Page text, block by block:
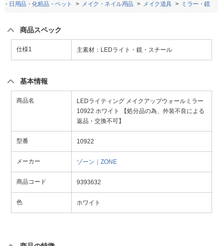
・日用品・化粧品・ペット メイク・ネイル用品 メイク道具 ミラー・鏡
商品スペック
仕様1 主素材：LEDライト・鏡・スチール
基本情報
商品名
LEDライティング メイクアップウォールミラー
10922 ホワイト 【処分品の為、外装不良による
返品・交換不可】
型番 10922
メーカー ゾーン｜ZONE
商品コード 9393632
色 ホワイト